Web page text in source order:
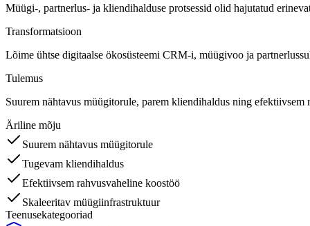
Müügi-, partnerlus- ja kliendihalduse protsessid olid hajutatud
Transformatsioon
Lõime ühtse digitaalse ökosüsteemi CRM-i, müügivoo ja
Tulemus
Suurem nähtavus müügitorule, parem kliendihaldus ning efektiivsem
Äriline mõju
Suurem nähtavus müügitorule
Tugevam kliendihaldus
Efektiivsem rahvusvaheline koostöö
Skaleeritav müügiinfrastruktuur
Teenusekategooriad